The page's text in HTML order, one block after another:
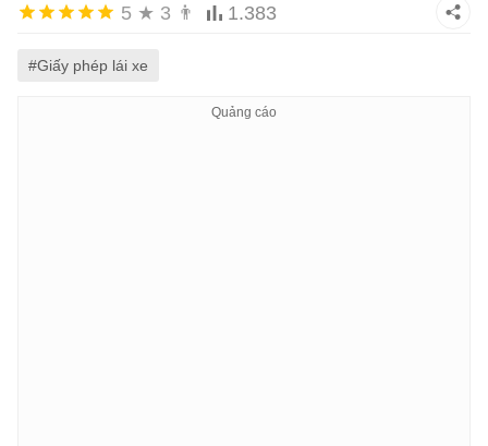
5 ★ 3 👨 1.383
#Giấy phép lái xe